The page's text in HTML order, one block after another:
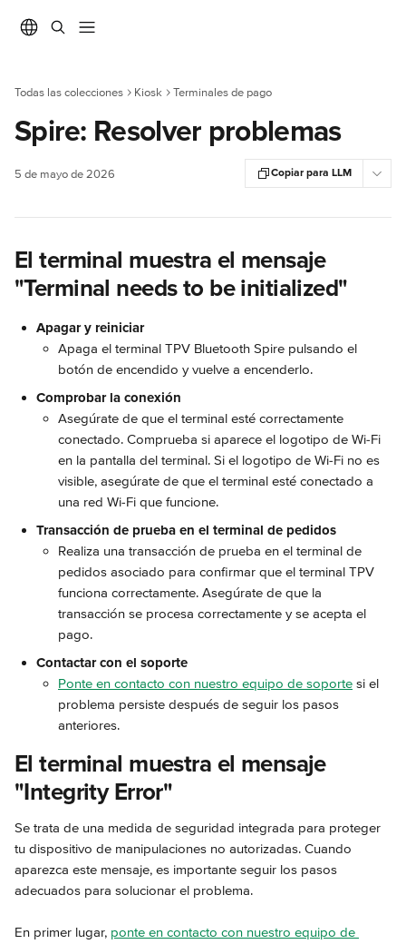
Todas las colecciones Kiosk Terminales de pago
Spire: Resolver problemas
5 de mayo de 2026 Copiar para LLM
El terminal muestra el mensaje
"Terminal needs to be initialized"
Apagar y reiniciar
Apaga el terminal TPV Bluetooth Spire pulsando el
botón de encendido y vuelve a encenderlo.
Comprobar la conexión
Asegúrate de que el terminal esté correctamente
conectado. Comprueba si aparece el logotipo de Wi-Fi
en la pantalla del terminal. Si el logotipo de Wi-Fi no es
visible, asegúrate de que el terminal esté conectado a
una red Wi-Fi que funcione.
Transacción de prueba en el terminal de pedidos
Realiza una transacción de prueba en el terminal de
pedidos asociado para confirmar que el terminal TPV
funciona correctamente. Asegúrate de que la
transacción se procesa correctamente y se acepta el
pago.
Contactar con el soporte
Ponte en contacto con nuestro equipo de soporte si el
problema persiste después de seguir los pasos
anteriores.
El terminal muestra el mensaje
"Integrity Error"
Se trata de una medida de seguridad integrada para proteger
tu dispositivo de manipulaciones no autorizadas. Cuando
aparezca este mensaje, es importante seguir los pasos
adecuados para solucionar el problema.
En primer lugar, ponte en contacto con nuestro equipo de